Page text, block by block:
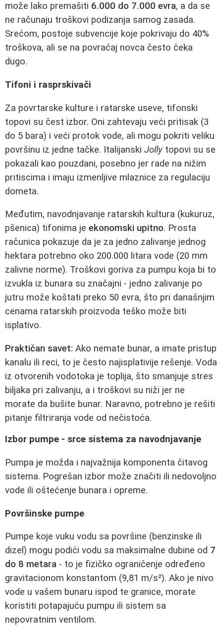
može lako premašiti 6.000 do 7.000 evra, a da se
ne računaju troškovi podizanja samog zasada.
Srećom, postoje subvencije koje pokrivaju do 40%
troškova, ali se na povraćaj novca često čeka
dugo.
Tifoni i rasprskivači
Za povrtarske kulture i ratarske useve, tifonski
topovi su čest izbor. Oni zahtevaju veći pritisak (3
do 5 bara) i veći protok vode, ali mogu pokriti veliku
površinu iz jedne tačke. Italijanski Jolly topovi su se
pokazali kao pouzdani, posebno jer rade na nižim
pritiscima i imaju izmenljive mlaznice za regulaciju
dometa.
Međutim, navodnjavanje ratarskih kultura (kukuruz,
pšenica) tifonima je ekonomski upitno. Prosta
računica pokazuje da je za jedno zalivanje jednog
hektara potrebno oko 200.000 litara vode (20 mm
zalivne norme). Troškovi goriva za pumpu koja bi to
izvukla iz bunara su značajni - jedno zalivanje po
jutru može koštati preko 50 evra, što pri današnjim
cenama ratarskih proizvoda teško može biti
isplativo.
Praktičan savet: Ako nemate bunar, a imate pristup
kanalu ili reci, to je često najisplativije rešenje. Voda
iz otvorenih vodotoka je toplija, što smanjuje stres
biljaka pri zalivanju, a i troškovi su niži jer ne
morate da bušite bunar. Naravno, potrebno je rešiti
pitanje filtriranja vode od nečistoća.
Izbor pumpe - srce sistema za navodnjavanje
Pumpa je možda i najvažnija komponenta čitavog
sistema. Pogrešan izbor može značiti ili nedovoljno
vode ili oštećenje bunara i opreme.
Površinske pumpe
Pumpe koje vuku vodu sa površine (benzinske ili
dizel) mogu podići vodu sa maksimalne dubine od 7
do 8 metara - to je fizičko ograničenje određeno
gravitacionom konstantom (9,81 m/s²). Ako je nivo
vode u vašem bunaru ispod te granice, morate
koristiti potapajuću pumpu ili sistem sa
nepovratnim ventilom.